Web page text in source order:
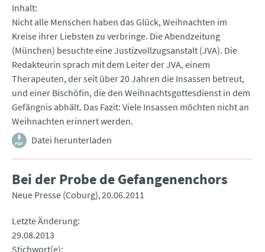
Inhalt
Nicht alle Menschen haben das Glück, Weihnachten im
Kreise ihrer Liebsten zu verbringe. Die Abendzeitung
(München) besuchte eine Justizvollzugsanstalt (JVA). Die
Redakteurin sprach mit dem Leiter der JVA, einem
Therapeuten, der seit über 20 Jahren die Insassen betreut,
und einer Bischöfin, die den Weihnachtsgottesdienst in dem
Gefängnis abhält. Das Fazit: Viele Insassen möchten nicht an
Weihnachten erinnert werden.
Datei herunterladen
Bei der Probe de Gefangenenchors
Neue Presse (Coburg) 20.06.2011
Letzte Änderung
29.08.2013
Stichwort(e)